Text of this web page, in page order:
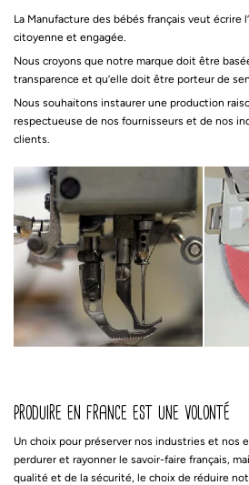
La Manufacture des bébés français veut écrire
citoyenne et engagée.
Nous croyons que notre marque doit être
transparence et qu’elle doit être porteur de
Nous souhaitons instaurer une production
respectueuse de nos fournisseurs et de nos
clients.
produire en france est une volonté
Un choix pour préserver nos industries et nos
perdurer et rayonner le savoir-faire français,
qualité et de la sécurité, le choix de réduire